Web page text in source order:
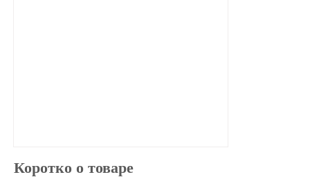
Коротко о товаре